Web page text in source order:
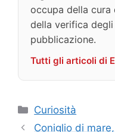
occupa della
della verifica
pubblicazione.
Tutti gli articoli di
Categorie
Curiosità
Coniglio di